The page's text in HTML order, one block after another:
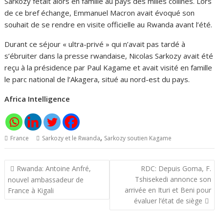
de ce bref échange, Emmanuel Macron avait évoqué son
souhait de se rendre en visite officielle au Rwanda avant l’été.
Durant ce séjour « ultra-privé » qui n’avait pas tardé à
s’ébruiter dans la presse rwandaise, Nicolas Sarkozy avait été
reçu à la présidence par Paul Kagame et avait visité en famille
le parc national de l’Akagera, situé au nord-est du pays.
Africa Intelligence
France Sarkozy et le Rwanda, Sarkozy soutien Kagame
Navigation
de
l’article
Rwanda: Antoine Anfré,
nouvel ambassadeur de
France à Kigali
RDC: Depuis Goma, F.
Tshisekedi annonce son
arrivée en Ituri et Beni pour
évaluer l’état de siège